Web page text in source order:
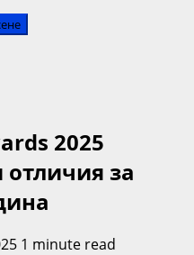
2025
отличия за
1 minute read